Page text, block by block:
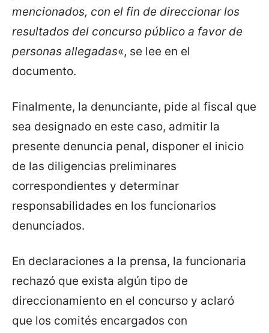
mencionados, con el fin de direccionar los
resultados del concurso público a favor de
personas allegadas«, se lee en el
documento.
Finalmente, la denunciante, pide al fiscal que
sea designado en este caso, admitir la
presente denuncia penal, disponer el inicio
de las diligencias preliminares
correspondientes y determinar
responsabilidades en los funcionarios
denunciados.
En declaraciones a la prensa, la funcionaria
rechazó que exista algún tipo de
direccionamiento en el concurso y aclaró
que los comités encargados con